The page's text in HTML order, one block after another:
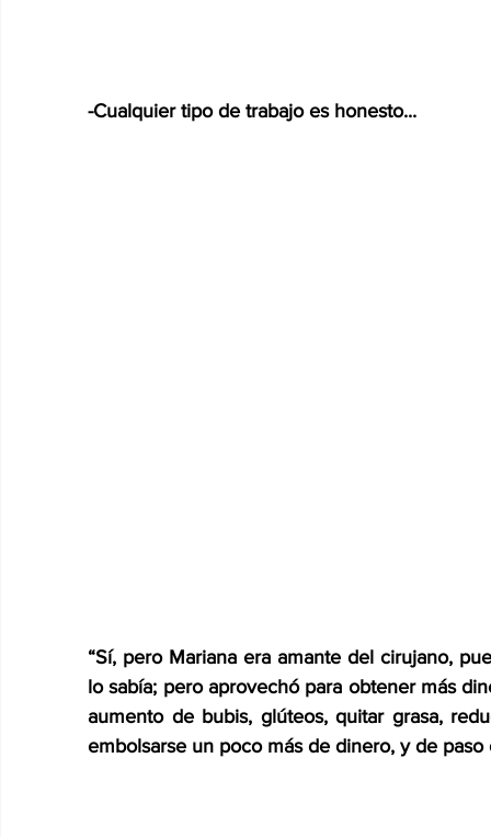
-Cualquier tipo de trabajo es honesto...
“Sí, pero Mariana era amante del cirujano,
lo sabía; pero aprovechó para obtener más
aumento de bubis, glúteos, quitar grasa,
embolsarse un poco más de dinero, y de paso